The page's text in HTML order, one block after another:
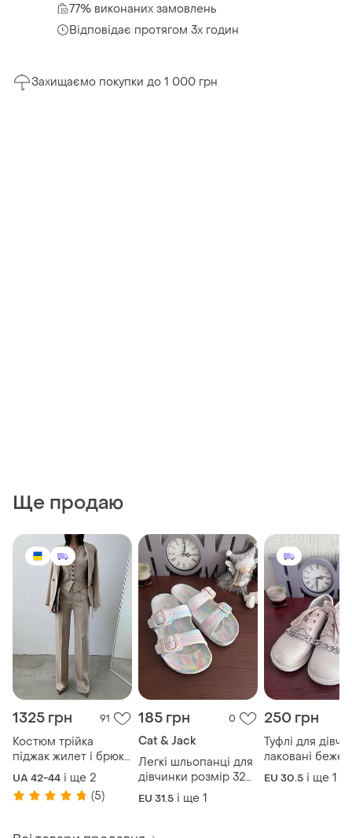
77% виконаних замовлень
Відповідає протягом 3х годин
Захищаємо покупки до 1 000 грн
Ще продаю
1325 грн 91
Костюм трійка
піджак жилет і брюки
чорний бежевий
розмір 42-50
UA 42-44 і ще 2
(5)
185 грн 0
Cat & Jack
Легкі шльопанці для
дівчинки розмір 32
стопа 21 см плюс
подарунок пляжні
EU 31.5 і ще 1
250 грн
Туфлі для
лаковані
ланцюжками
31
EU 30.5 і ще 1